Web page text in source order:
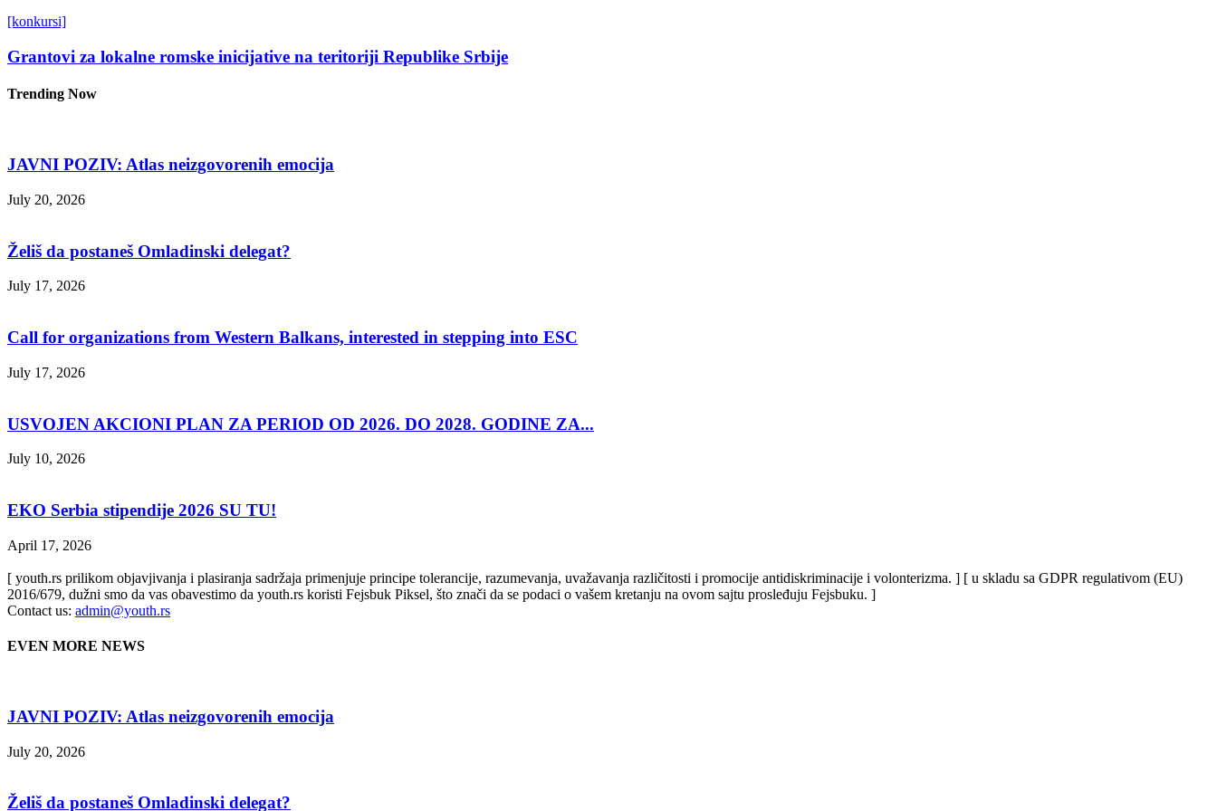
[konkursi]
Grantovi za lokalne romske inicijative na teritoriji Republike Srbije
Trending Now
JAVNI POZIV: Atlas neizgovorenih emocija
July 20, 2026
Želiš da postaneš Omladinski delegat?
July 17, 2026
Call for organizations from Western Balkans, interested in stepping into ESC
July 17, 2026
USVOJEN AKCIONI PLAN ZA PERIOD OD 2026. DO 2028. GODINE ZA...
July 10, 2026
EKO Serbia stipendije 2026 SU TU!
April 17, 2026
[ youth.rs prilikom objavjivanja i plasiranja sadržaja primenjuje principe tolerancije, razumevanja, uvažavanja različitosti i promocije antidiskriminacije i volonterizma. ] [ u skladu sa GDPR regulativom (EU)
2016/679, dužni smo da vas obavestimo da youth.rs koristi Fejsbuk Piksel, što znači da se podaci o vašem kretanju na ovom sajtu prosleđuju Fejsbuku. ]
Contact us: admin@youth.rs
EVEN MORE NEWS
JAVNI POZIV: Atlas neizgovorenih emocija
July 20, 2026
Želiš da postaneš Omladinski delegat?